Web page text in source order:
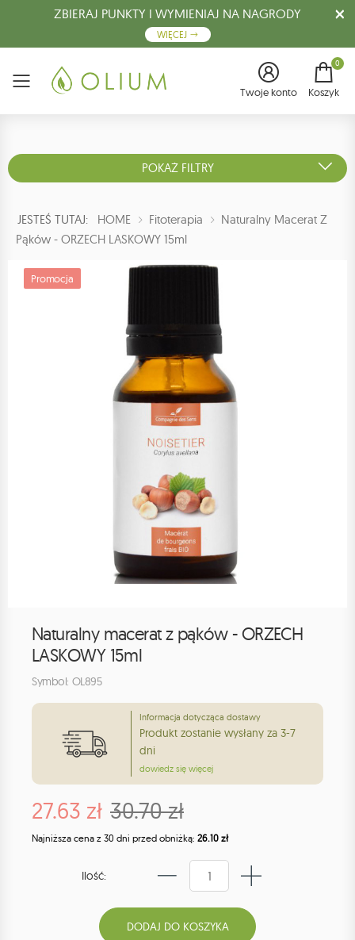
ZBIERAJ PUNKTY I WYMIENIAJ NA NAGRODY
WIĘCEJ
Menu Twoje konto
0
Koszyk
POKAŻ FILTRY
JESTEŚ TUTAJ: HOME Fitoterapia
Naturalny Macerat Z
Pąków - ORZECH LASKOWY 15ml
Promocja
Naturalny macerat z pąków - ORZECH
LASKOWY 15ml
Symbol: OL895
Informacja dotycząca dostawy
Produkt zostanie wysłany za 3-7
dni
dowiedz się więcej
27.63 zł 30.70 zł
Najniższa cena z 30 dni przed obniżką: 26.10 zł
Ilość: